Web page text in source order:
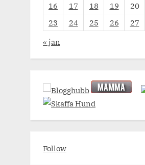
16
17 18 19 20
23
24 25 26 27
« jan
Follow